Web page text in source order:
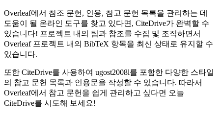
Overleaf에서 참조 문헌, 인용, 참고 문헌 목록을 관리하는 데
도움이 될 온라인 도구를 찾고 있다면, CiteDrive가 완벽할 수
있습니다! 프로젝트 내의 팀과 참조를 수집 및 조직하면서
Overleaf 프로젝트 내의 BibTeX 항목을 최신 상태로 유지할 수
있습니다.
또한 CiteDrive를 사용하여 ugost2008l를 포함한 다양한 스타일
의 참고 문헌 목록과 인용문을 작성할 수 있습니다. 따라서
Overleaf에서 참고 문헌을 쉽게 관리하고 싶다면 오늘
CiteDrive를 시도해 보세요!